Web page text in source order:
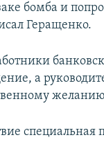
бомба и
Геращенко.
а
специальная